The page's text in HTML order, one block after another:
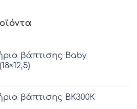
βάπτισης Baby
βάπτισης ΒΚ300Κ